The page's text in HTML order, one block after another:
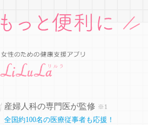
産婦人科の専門医が監修 ※1
全国約100名の医療従事者も応援！